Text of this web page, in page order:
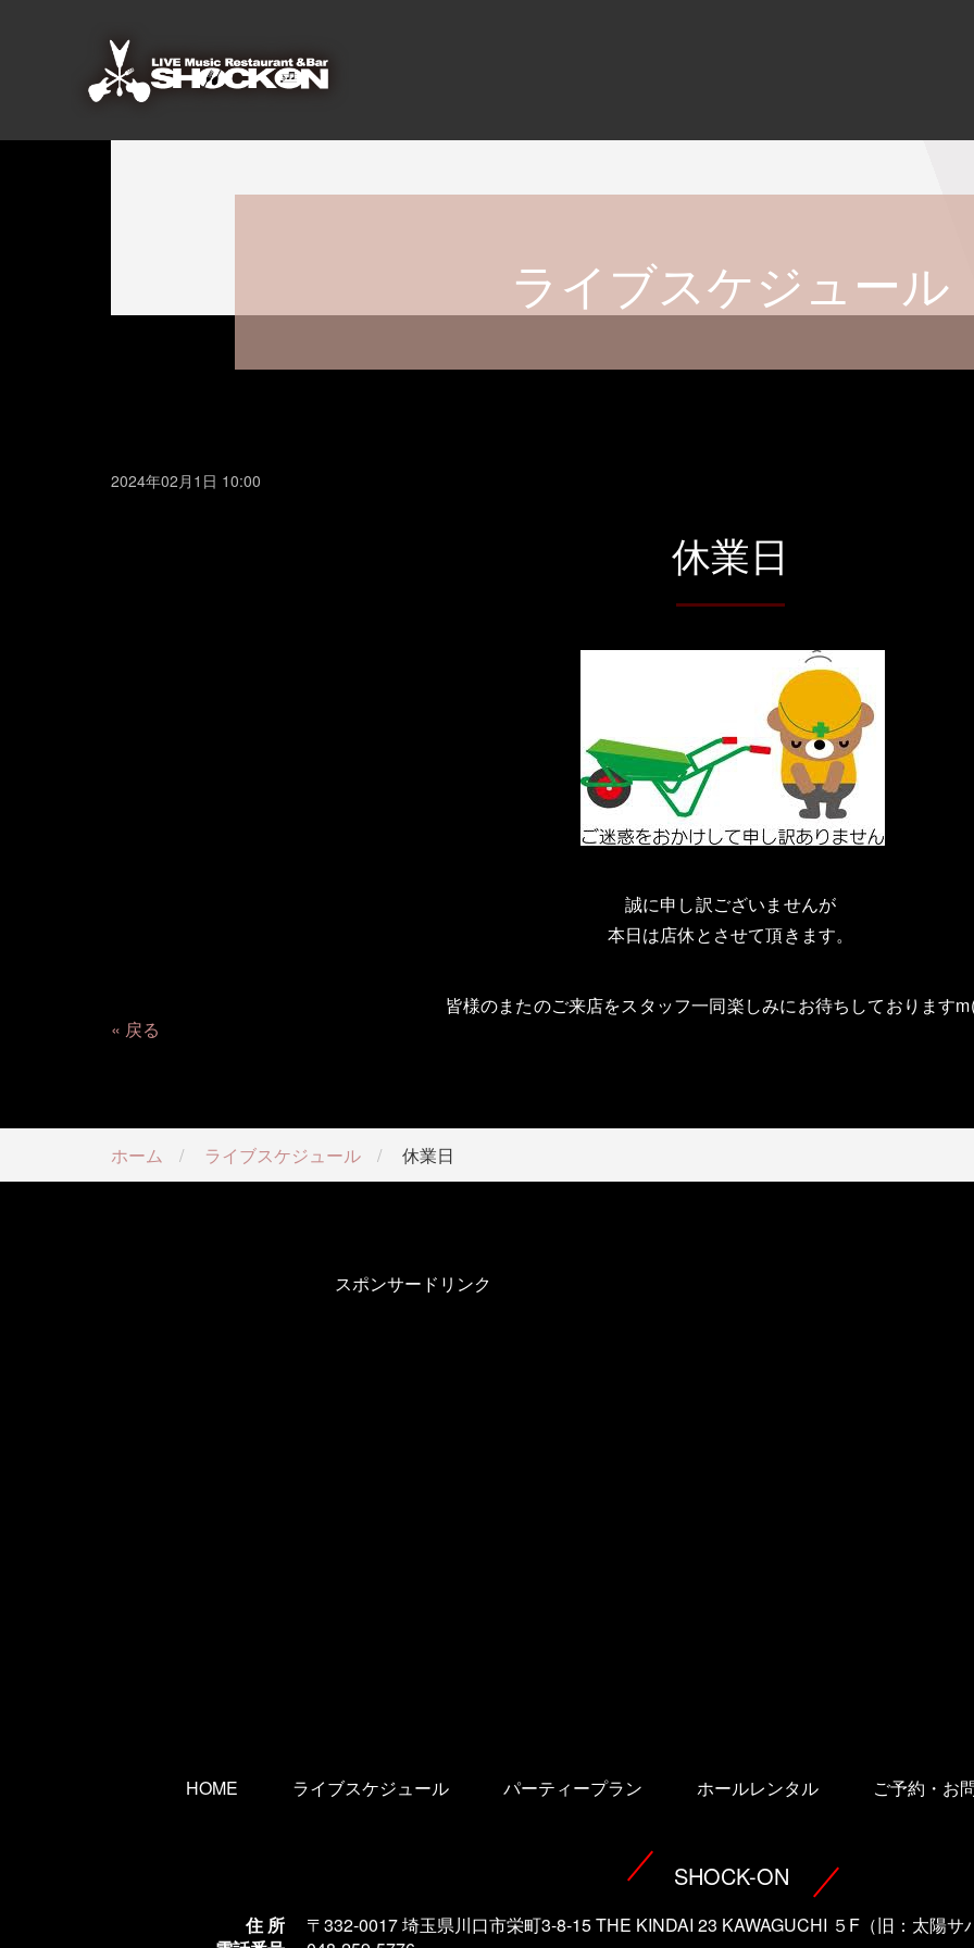
ライブスケジュール
2024年02月1日 10:00
休業日
誠に申し訳ございませんが
本日は店休とさせて頂きます。
皆様のまたのご来店をスタッフ一同楽しみにお待ちしております
戻る
ホーム ライブスケジュール 休業日
スポンサードリンク
HOME ライブスケジュール パーティープラン ホールレンタル ご予約・お
SHOCK-ON
住 所
〒332-0017 埼玉県川口市栄町3-8-15 THE KINDAI 23 KAWAGUCHI ５F（旧：太陽